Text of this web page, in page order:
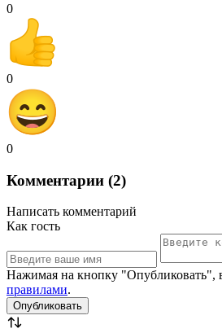
0
0
0
Комментарии (2)
Написать комментарий
Как гость
Нажимая на кнопку "Опубликовать",
правилами.